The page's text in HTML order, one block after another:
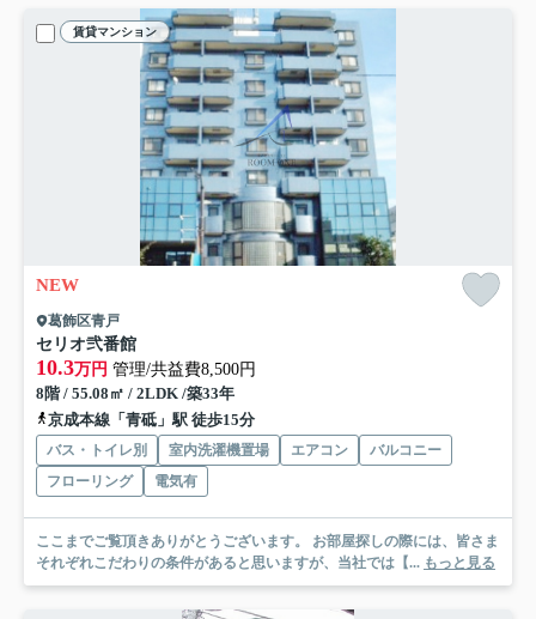
賃貸マンション
NEW
葛飾区青戸
セリオ弐番館
10.3万円 管理/共益費8,500円
8階 / 55.08㎡ / 2LDK /築33年
京成本線「青砥」駅 徒歩15分
バス・トイレ別 室内洗濯機置場 エアコン
バルコニー
フローリング
電気有
ここまでご覧頂きありがとうございます。 お部屋探しの際には、皆さま
それぞれこだわりの条件があると思いますが、当社では【... もっと見る